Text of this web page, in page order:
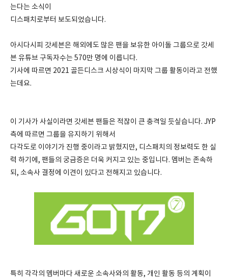
는다는 소식이
디스패치로부터 보도되었습니다.
아시다시피 갓세븐은 해외에도 많은 팬을 보유한 아이돌 그룹으로 갓세
븐 유튜브 구독자수는 570만 명에 이릅니다.
기사에 따르면 2021 골든디스크 시상식이 마지막 그룹 활동이라고 전했
는데요.
이 기사가 사실이라면 갓세븐 팬들은 적잖이 큰 충격일 듯싶습니다. JYP
측에 따르면 그룹을 유지하기 위해서
다각도로 이야기가 진행 중이라고 밝혔지만, 디스패치의 정보력도 한 실
력 하기에, 팬들의 궁금증은 더욱 커지고 있는 중입니다. 멤버는 존속하
되, 소속사 결정에 이견이 있다고 전해지고 있습니다.
특히 각각의 멤버마다 새로운 소속사와의 활동, 개인 활동 등의 계획이